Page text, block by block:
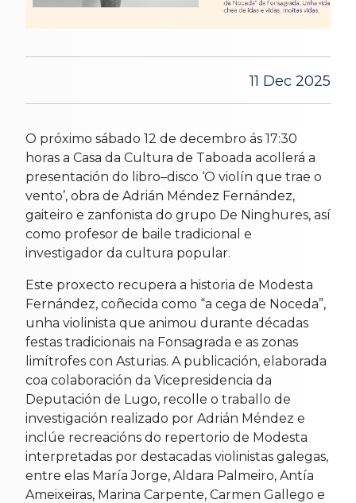
11 Dec 2025
O próximo sábado 12 de decembro ás 17:30
horas a Casa da Cultura de Taboada acollerá a
presentación do libro–disco ‘O violín que trae o
vento’, obra de Adrián Méndez Fernández,
gaiteiro e zanfonista do grupo De Ninghures, así
como profesor de baile tradicional e
investigador da cultura popular.
Este proxecto recupera a historia de Modesta
Fernández, coñecida como “a cega de Noceda”,
unha violinista que animou durante décadas
festas tradicionais na Fonsagrada e as zonas
limítrofes con Asturias. A publicación, elaborada
coa colaboración da Vicepresidencia da
Deputación de Lugo, recolle o traballo de
investigación realizado por Adrián Méndez e
inclúe recreacións do repertorio de Modesta
interpretadas por destacadas violinistas galegas,
entre elas María Jorge, Aldara Palmeiro, Antía
Ameixeiras, Marina Carpente, Carmen Gallego e